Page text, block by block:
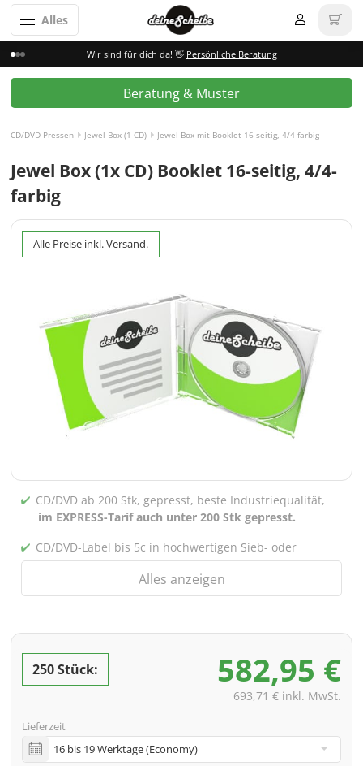
Alles
Wir sind für dich da! 👋 Persönliche Beratung
Beratung & Muster
CD/DVD Pressen Jewel Box (1 CD) Jewel Box mit Booklet 16-seitig, 4/4-farbig
Jewel Box (1x CD) Booklet 16-seitig, 4/4-
farbig
Alle Preise inkl. Versand.
CD/DVD ab 200 Stk, gepresst, beste Industriequalität,
im EXPRESS-Tarif auch unter 200 Stk gepresst.
CD/DVD-Label bis 5c in hochwertigen Sieb- oder
Offsetdruck bedruckt,auch bei gebrannten CDs/DVDs
inkl. PREMIUM Datencheck (Überprüfung der Daten ink.
Screenproof bzw. PDF-Ansichtsdatei vorab zur
inkl. Glasmaster (bei Pressung) & Versand an eine
Adresse
Alles anzeigen
250 Stück: 582,95 €
693,71 € inkl. MwSt.
Lieferzeit